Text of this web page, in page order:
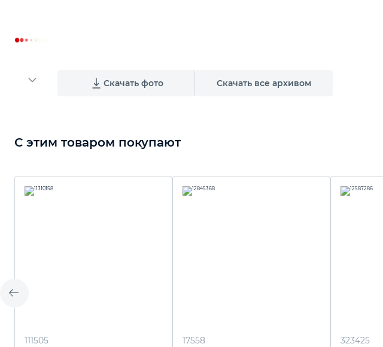
Скачать фото Скачать все архивом
С этим товаром покупают
111505
17558
323425